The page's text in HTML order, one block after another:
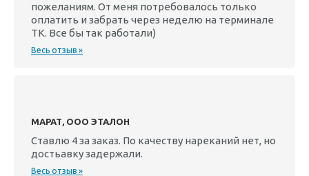
пожеланиям. От меня потребовалось только
оплатить и забрать через неделю на терминале
ТК. Все бы так работали)
Весь отзыв »
МАРАТ, ООО ЭТАЛОН
Ставлю 4 за заказ. По качеству нареканий нет, но
достьавку задержали.
Весь отзыв »